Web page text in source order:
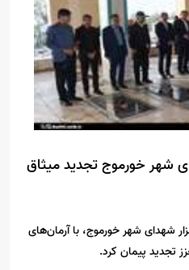
شهر خورموج تجدید میثاق
شهدای شهر خورموج، با آرمان‌های
تجدید پیمان کرد.